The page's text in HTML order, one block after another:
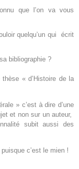
que l’on va vous
quelqu’un qui écrit
bibliographie ?
« d’Histoire de la
» c’est à dire d’une
et non sur un auteur,
subit aussi des
c’est le mien !